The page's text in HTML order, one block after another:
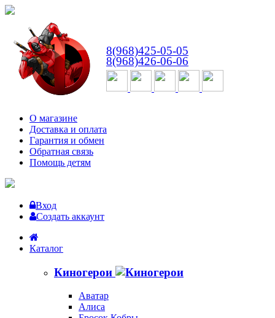
8(968)425-05-05
8(968)426-06-06
О магазине
Доставка и оплата
Гарантия и обмен
Обратная связь
Помощь детям
Вход
Создать аккаунт
Каталог
Киногерои
Аватар
Алиса